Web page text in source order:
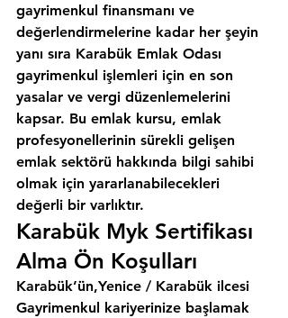
gayrimenkul finansmanı ve
değerlendirmelerine kadar her şeyin
yanı sıra Karabük Emlak Odası
gayrimenkul işlemleri için en son
yasalar ve vergi düzenlemelerini
kapsar. Bu emlak kursu, emlak
profesyonellerinin sürekli gelişen
emlak sektörü hakkında bilgi sahibi
olmak için yararlanabilecekleri
değerli bir varlıktır.
Karabük Myk Sertifikası
Alma Ön Koşulları
Karabük’ün,Yenice / Karabük ilcesi
Gayrimenkul kariyerinize başlamak